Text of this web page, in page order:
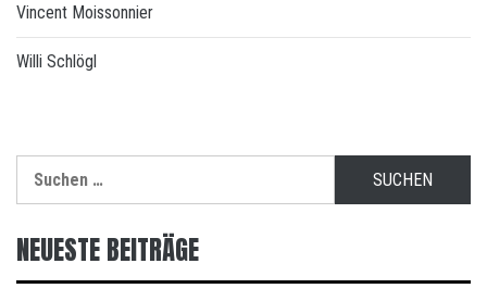
Vincent Moissonnier
Willi Schlögl
nach:
NEUESTE BEITRÄGE